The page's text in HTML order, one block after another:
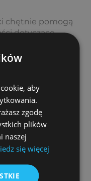
chętnie pomogą
dotyczące
limit=”3″
limit=”3″
aby
zgodę
plików
naszej
się więcej